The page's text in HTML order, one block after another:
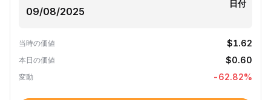
日付
当時の価値 $1.62
本日の価値 $0.60
変動 -62.82%